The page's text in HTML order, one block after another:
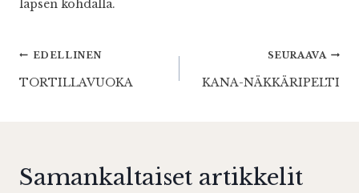
lapsen kohdalla.
Artikkelien
selaus
EDELLINEN
TORTILLAVUOKA
SEURAAVA
KANA-NÄKKÄRIPELTI
Samankaltaiset artikkelit